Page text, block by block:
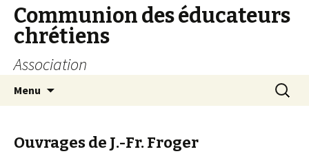
Communion des éducateurs
chrétiens
Association
Menu
Ouvrages de J.-Fr. Froger